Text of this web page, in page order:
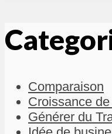
Comparaison
Croissance
Générer du